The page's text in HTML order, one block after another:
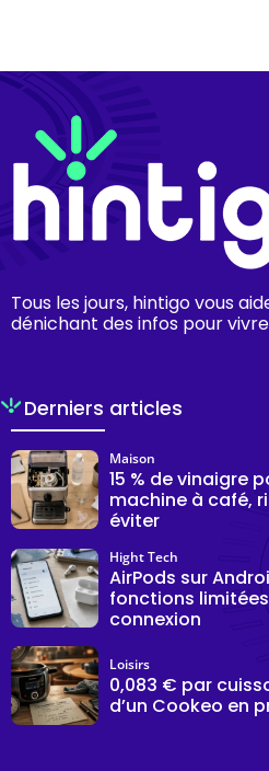
Tous les jours, hintigo vous
dénichant des infos pour
Derniers articles
15 % de vinaigre
machine à café,
éviter
Maison
AirPods sur
fonctions
connexion
Hight Tech
0,083 € par
d’un Cookeo en
Loisirs